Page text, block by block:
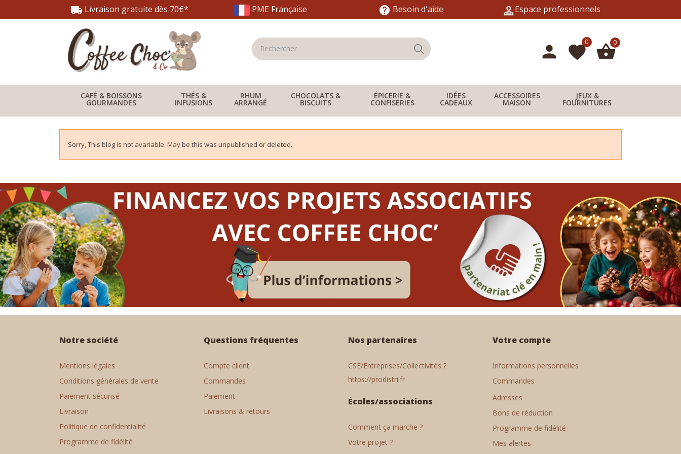
local_shipping Livraison gratuite dès 70€* PME Française help Besoin d'aide Espace professionnels
person favorite
0 shopping_basket0
CAFÉ & BOISSONS
GOURMANDES
THÉS &
INFUSIONS
RHUM
ARRANGÉ
CHOCOLATS &
BISCUITS
ÉPICERIE &
CONFISERIES
IDÉES
CADEAUX
ACCESSOIRES
MAISON
JEUX &
FOURNITURES
Sorry, This blog is not avariable. May be this was unpublished or deleted.
Notre société
Mentions légales
Conditions générales de vente
Paiement sécurisé
Livraison
Politique de confidentialité
Programme de fidélité
Questions fréquentes
Compte client
Commandes
Paiement
Livraisons & retours
Nos partenaires
CSE/Entreprises/Collectivités ?
https://prodistri.fr
Écoles/associations
Comment ça marche ?
Votre projet ?
Votre compte
Informations personnelles
Commandes
Adresses
Bons de réduction
Programme de fidélité
Mes alertes